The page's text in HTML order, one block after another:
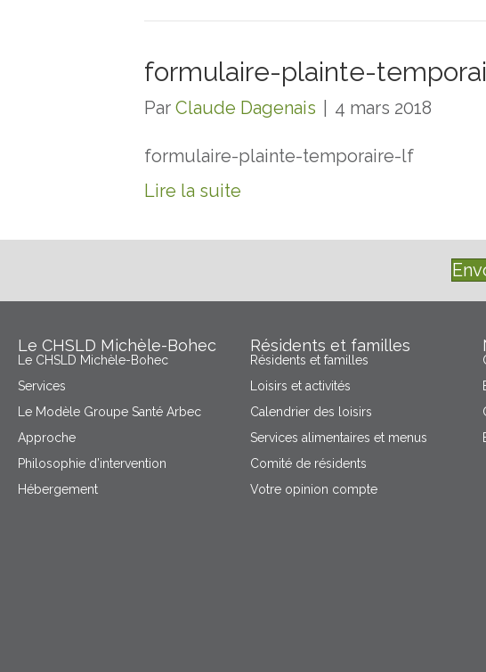
formulaire-plainte-
Par Claude Dagenais 4 mars 2018
formulaire-plainte-temporaire-lf
Lire la suite
Le CHSLD Michèle-Bohec Résidents et familles
Le CHSLD Michèle-Bohec
Services
Le Modèle Groupe Santé Arbec
Approche
Philosophie d’intervention
Hébergement
Résidents et familles
Loisirs et activités
Calendrier des loisirs
Services alimentaires et menus
Comité de résidents
Votre opinion compte